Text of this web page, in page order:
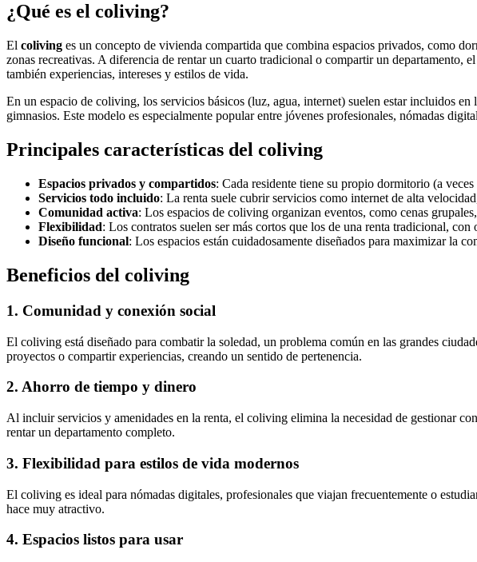
¿Qué es el coliving?
El coliving es un concepto de vivienda compartida que combina espacios privados, como
zonas recreativas. A diferencia de rentar un cuarto tradicional o compartir un departamento,
también experiencias, intereses y estilos de vida.
En un espacio de coliving, los servicios básicos (luz, agua, internet) suelen estar incluidos
gimnasios. Este modelo es especialmente popular entre jóvenes profesionales, nómadas
Principales características del coliving
Espacios privados y compartidos: Cada residente tiene su propio dormitorio (a
Servicios todo incluido: La renta suele cubrir servicios como internet de alta
Comunidad activa: Los espacios de coliving organizan eventos, como cenas
Flexibilidad: Los contratos suelen ser más cortos que los de una renta tradicional, con
Diseño funcional: Los espacios están cuidadosamente diseñados para maximizar la
Beneficios del coliving
1. Comunidad y conexión social
El coliving está diseñado para combatir la soledad, un problema común en las grandes
proyectos o compartir experiencias, creando un sentido de pertenencia.
2. Ahorro de tiempo y dinero
Al incluir servicios y amenidades en la renta, el coliving elimina la necesidad de gestionar
rentar un departamento completo.
3. Flexibilidad para estilos de vida modernos
El coliving es ideal para nómadas digitales, profesionales que viajan frecuentemente o
hace muy atractivo.
4. Espacios listos para usar